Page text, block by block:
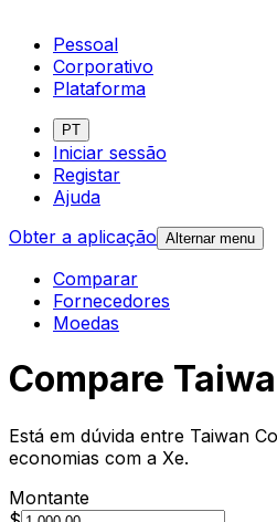
Pessoal
Corporativo
Plataforma
PT
Iniciar sessão
Registar
Ajuda
Obter a aplicação Alternar menu
Comparar
Fornecedores
Moedas
Compare
Está em dúvida entre Taiwan
economias com a Xe.
Montante